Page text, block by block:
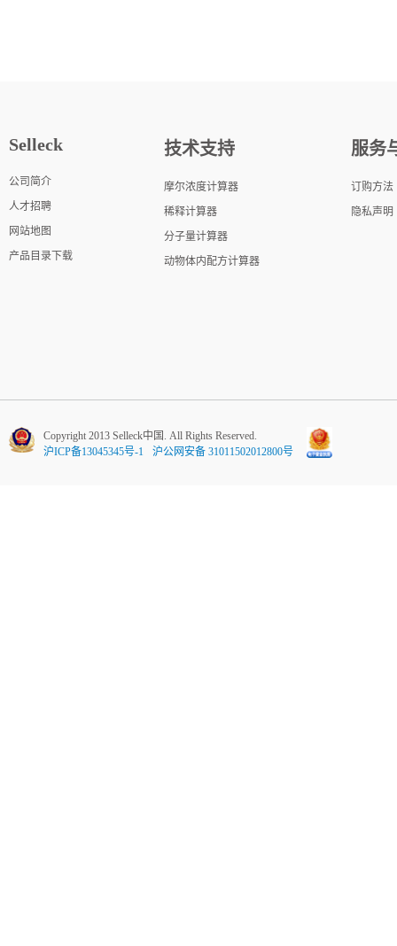
Selleck
公司简介
人才招聘
网站地图
产品目录下载
技术支持
摩尔浓度计算器
稀释计算器
分子量计算器
动物体内配方计算器
服务
订购方法
隐私声明
Copyright 2013 Selleck中国. All Rights Reserved.
沪ICP备13045345号-1
沪公网安备 31011502012800号